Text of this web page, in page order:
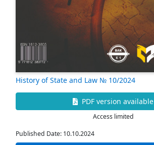
History of State and Law № 10/2024
PDF version available
Access limited
Published Date: 10.10.2024